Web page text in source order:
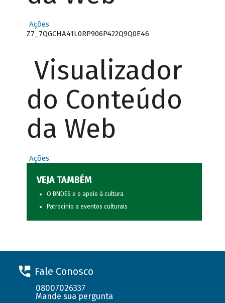
Ações
Z7_7QGCHA41L0RP906P422Q9Q0E46
Visualizador
do Conteúdo
da Web
Ações
VEJA TAMBÉM
O BNDES e o apoio à cultura
Patrocínio a eventos culturais
Fale Conosco
08007026337
Mande sua pergunta